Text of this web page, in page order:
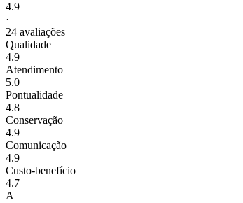
4.9
·
24 avaliações
Qualidade
4.9
Atendimento
5.0
Pontualidade
4.8
Conservação
4.9
Comunicação
4.9
Custo-benefício
4.7
A